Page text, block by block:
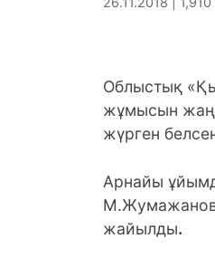
Облыстық
жұмысын
жүрген
Арнайы
М.Жумажанов
жайылды.